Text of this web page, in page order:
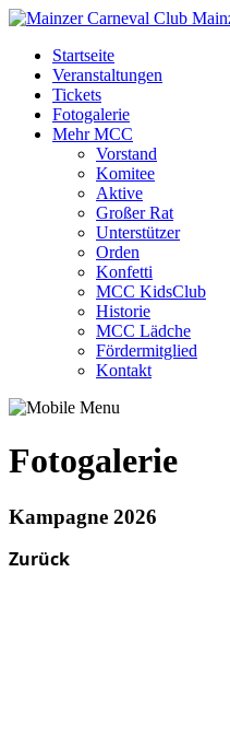
Startseite
Veranstaltungen
Tickets
Fotogalerie
Mehr MCC
Vorstand
Komitee
Aktive
Großer Rat
Unterstützer
Orden
Konfetti
MCC KidsClub
Historie
MCC Lädche
Fördermitglied
Kontakt
Fotogalerie
Kampagne 2026
Zurück